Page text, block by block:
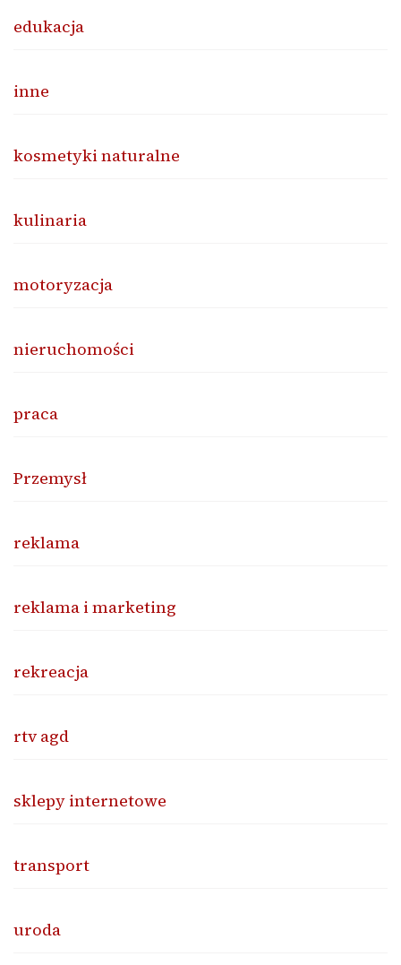
edukacja
inne
kosmetyki naturalne
kulinaria
motoryzacja
nieruchomości
praca
Przemysł
reklama
reklama i marketing
rekreacja
rtv agd
sklepy internetowe
transport
uroda